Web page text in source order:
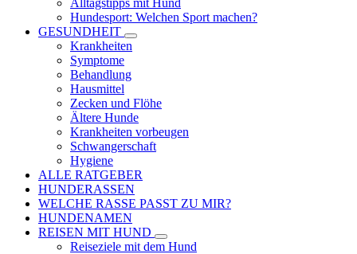
Alltagstipps mit Hund
Hundesport: Welchen Sport machen?
GESUNDHEIT
Krankheiten
Symptome
Behandlung
Hausmittel
Zecken und Flöhe
Ältere Hunde
Krankheiten vorbeugen
Schwangerschaft
Hygiene
ALLE RATGEBER
HUNDERASSEN
WELCHE RASSE PASST ZU MIR?
HUNDENAMEN
REISEN MIT HUND
Reiseziele mit dem Hund